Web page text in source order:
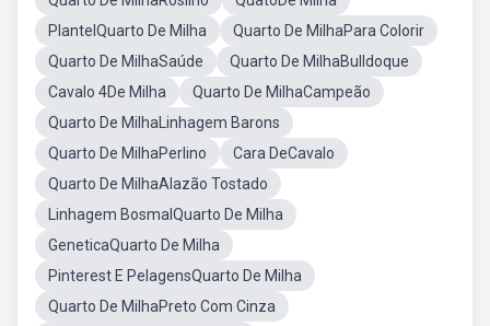
PlantelQuarto De Milha
Quarto De MilhaPara Colorir
Quarto De MilhaSaúde
Quarto De MilhaBulldoque
Cavalo 4De Milha
Quarto De MilhaCampeão
Quarto De MilhaLinhagem Barons
Quarto De MilhaPerlino
Cara DeCavalo
Quarto De MilhaAlazão Tostado
Linhagem BosmalQuarto De Milha
GeneticaQuarto De Milha
Pinterest E PelagensQuarto De Milha
Quarto De MilhaPreto Com Cinza